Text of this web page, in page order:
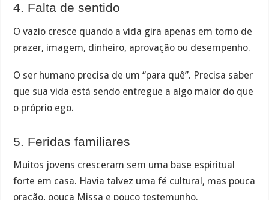
4. Falta de sentido
O vazio cresce quando a vida gira apenas em torno de
prazer, imagem, dinheiro, aprovação ou desempenho.
O ser humano precisa de um “para quê”. Precisa saber
que sua vida está sendo entregue a algo maior do que
o próprio ego.
5. Feridas familiares
Muitos jovens cresceram sem uma base espiritual
forte em casa. Havia talvez uma fé cultural, mas pouca
oração, pouca Missa e pouco testemunho.